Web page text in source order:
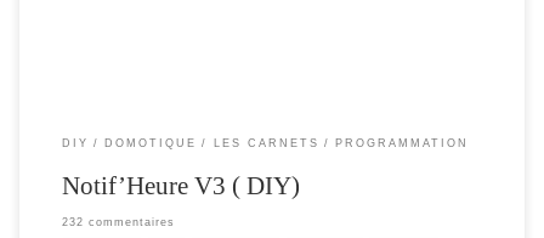
DIY DOMOTIQUE LES CARNETS PROGRAMMATION
Notif’Heure V3 ( DIY)
232 commentaires